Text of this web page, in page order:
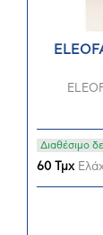
Διαθέσιμο
60 Τμχ